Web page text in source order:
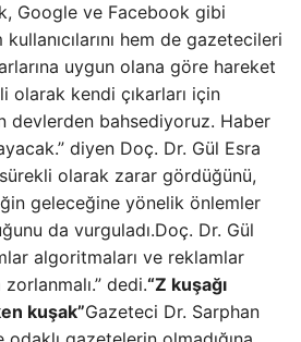
Google ve Facebook gibi
hem de gazetecileri
uygun olana göre hareket
olarak kendi çıkarları için
devlerden bahsediyoruz. Haber
diyen Doç. Dr. Gül Esra
olarak zarar gördüğünü,
geleceğine yönelik önlemler
da vurguladı.Doç. Dr. Gül
algoritmaları ve reklamlar
dedi.“Z kuşağı
kuşak”Gazeteci Dr. Sarphan